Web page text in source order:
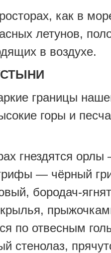
как в
летунов,
в воздухе.
границы
горы и
гнездятся
— чёрный
бородач-
по отвесным
стенолаз,